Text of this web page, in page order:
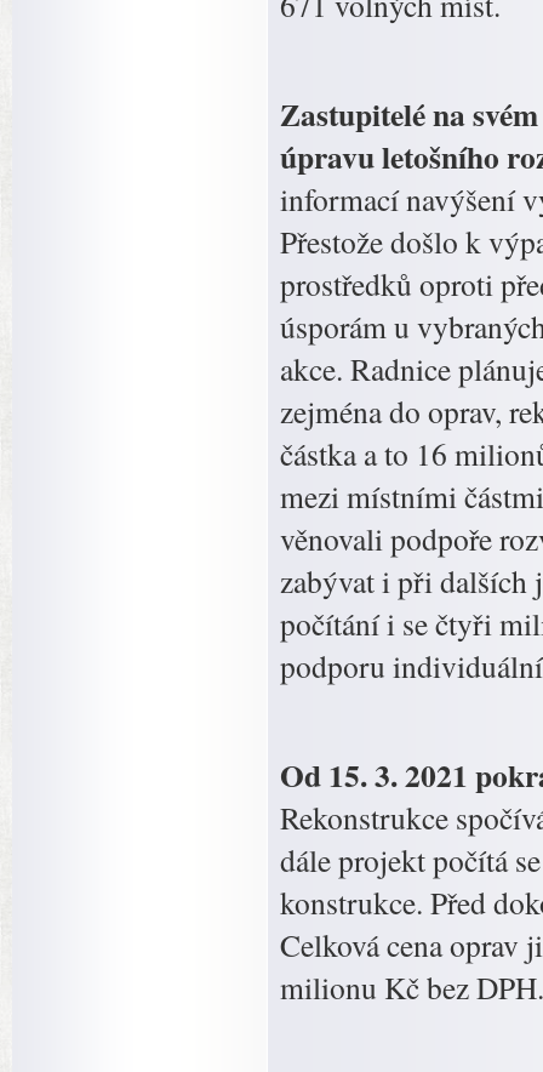
Zastupitelé na
úpravu letošního
informací navýšení
Přestože došlo k
prostředků oproti
úsporám u
akce. Radnice
zejména do oprav,
částka a to 16
mezi místními
věnovali podpoře
zabývat i při dalších
počítání i se čtyři
podporu
Od 15. 3. 2021
Rekonstrukce
dále projekt počítá
konstrukce. Před
Celková cena oprav
milionu Kč bez DPH.